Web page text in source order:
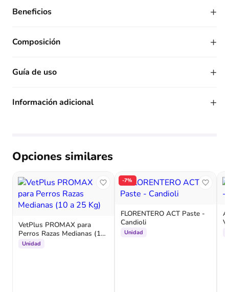
Beneficios +
Composición +
Guía de uso +
Información adicional +
Opciones similares
VetPlus PROMAX para
Perros Razas Medianas (10
a 25 Kg)
Unidad
-7%
FLORENTERO ACT Paste -
Candioli
Unidad